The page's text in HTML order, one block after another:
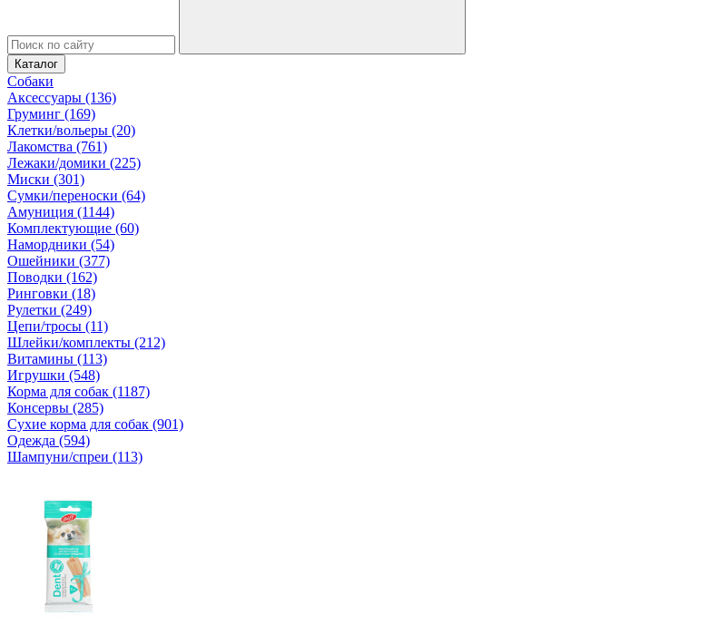
Каталог
Собаки
Аксессуары (136)
Груминг (169)
Клетки/вольеры (20)
Лакомства (761)
Лежаки/домики (225)
Миски (301)
Сумки/переноски (64)
Амуниция (1144)
Комплектующие (60)
Намордники (54)
Ошейники (377)
Поводки (162)
Ринговки (18)
Рулетки (249)
Цепи/тросы (11)
Шлейки/комплекты (212)
Витамины (113)
Игрушки (548)
Корма для собак (1187)
Консервы (285)
Сухие корма для собак (901)
Одежда (594)
Шампуни/спреи (113)